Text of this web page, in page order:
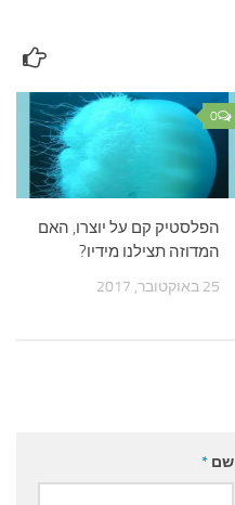
0
הפלסטיק קם על יוצרו, האם
המדוזה תצילנו מידיו?
25 באוקטובר, 2017
שם *